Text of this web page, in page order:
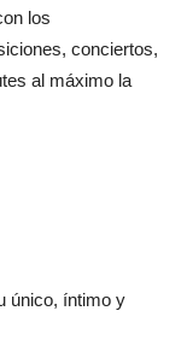
los
conciertos,
al máximo la
único, íntimo y